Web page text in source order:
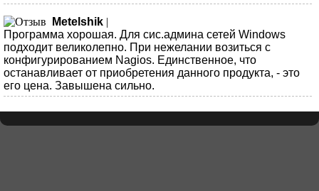
Metelshik |
Программа хорошая. Для сис.админа сетей Windows
подходит великолепно. При нежелании возиться с
конфигурированием Nagios. Единственное, что
останавливает от приобретения данного продукта, - это
его цена. Завышена сильно.